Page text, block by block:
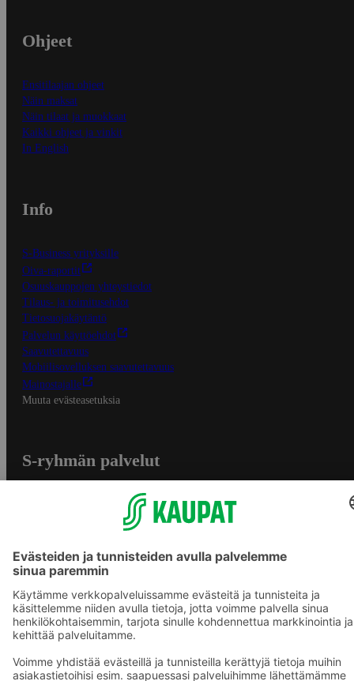
Ohjeet
Ensitilaajan ohjeet
Näin maksat
Näin tilaat ja muokkaat
Kaikki ohjeet ja vinkit
In English
Info
S-Business yrityksille
Oiva-raportit
Osuuskauppojen yhteystiedot
Tilaus- ja toimitusehdot
Tietosuojakäytäntö
Palvelun käyttöehdot
Saavutettavuus
Mobiilisovelluksen saavutettavuus
Mainostajalle
Muuta evästeasetuksia
S-ryhmän palvelut
S-ostoslista -sovellus
Prisma.fi
Sokos.fi
S-Pankki
Yhteishyvä
Sokos Hotels
Raflaamo